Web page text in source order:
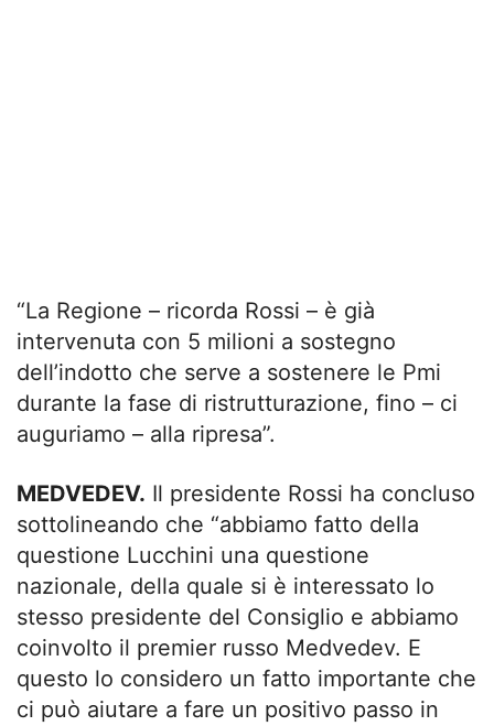
“La Regione – ricorda Rossi – è già
intervenuta con 5 milioni a sostegno
dell’indotto che serve a sostenere le Pmi
durante la fase di ristrutturazione, fino – ci
auguriamo – alla ripresa”.
MEDVEDEV. Il presidente Rossi ha concluso
sottolineando che “abbiamo fatto della
questione Lucchini una questione
nazionale, della quale si è interessato lo
stesso presidente del Consiglio e abbiamo
coinvolto il premier russo Medvedev. E
questo lo considero un fatto importante che
ci può aiutare a fare un positivo passo in